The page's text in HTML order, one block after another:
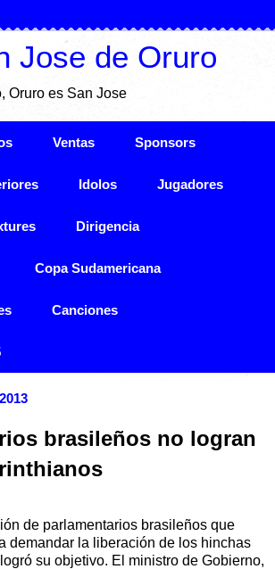
Jose de Oruro
Oruro es San Jose
Ventas Sponsors
Idolos Jugadores
Dirigencia
Copa Sudamericana
Canciones
brasileños no logran
de parlamentarios brasileños que
demandar la liberación de los hinchas
su objetivo. El ministro de Gobierno,